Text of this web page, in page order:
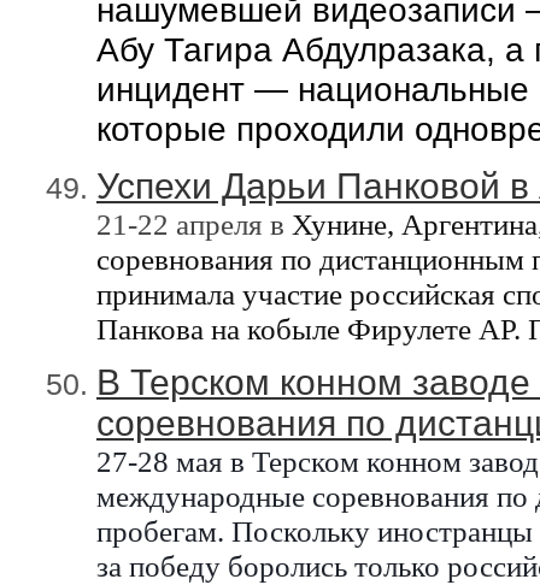
нашумевшей
Абу Тагира Абдулразака, а
инцидент —
которые проходили
Успехи Дарьи Панковой в
21-22 апреля в Хунине,
соревнования по
принимала участие российская
Панкова на кобыле Фирулете AP.
В Терском конном
соревнования по
27-28 мая в Терском конном
международные соревнования
пробегам. Поскольку иностранцы
за победу боролись только